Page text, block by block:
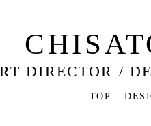
DIRECTOR /
TOP